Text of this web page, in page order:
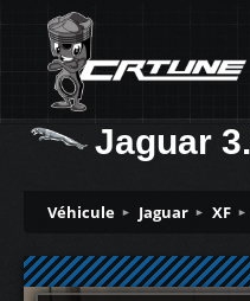
Jaguar 3.0 V6
Véhicule Jaguar XF